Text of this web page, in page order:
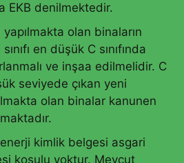
EKB denilmektedir.
olan binaların
en düşük C sınıfında
ve inşaa edilmelidir. C
seviyede çıkan yeni
olan binalar kanunen
kimlik belgesi asgari
koşulu yoktur. Mevcut